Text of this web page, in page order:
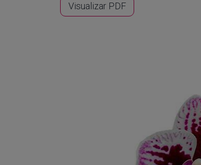
Visualizar PDF